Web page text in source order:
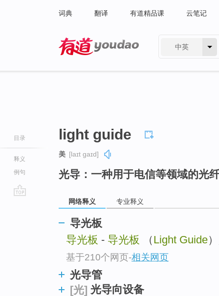
词典 翻译 有道精品课 云笔记
中英
目录
释义
例句
light guide
美 [laɪt ɡaɪd]
光导：一种用于电信等领域的光
网络释义 专业释义
导光板
导光板 - 导光板 （Light Guide
基于210个网页-相关网页
光导管
[光] 光导向设备